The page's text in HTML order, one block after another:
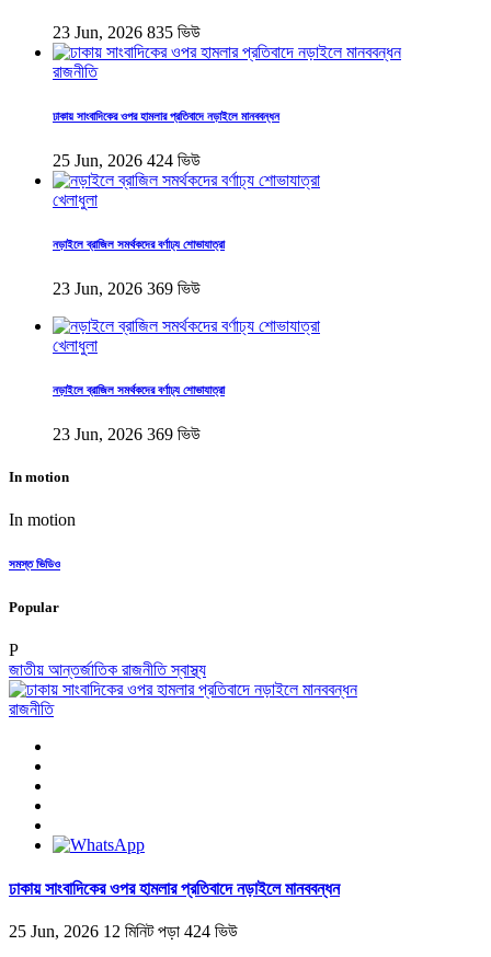
23 Jun, 2026 835 ভিউ
রাজনীতি
ঢাকায় সাংবাদিকের ওপর হামলার প্রতিবাদে নড়াইলে মানববন্ধন
25 Jun, 2026 424 ভিউ
খেলাধুলা
নড়াইলে ব্রাজিল সমর্থকদের বর্ণাঢ্য শোভাযাত্রা
23 Jun, 2026 369 ভিউ
খেলাধুলা
নড়াইলে ব্রাজিল সমর্থকদের বর্ণাঢ্য শোভাযাত্রা
23 Jun, 2026 369 ভিউ
In motion
In motion
সমস্ত ভিডিও
Popular
P
জাতীয় আন্তর্জাতিক রাজনীতিস্বাস্থ্য
রাজনীতি
ঢাকায় সাংবাদিকের ওপর হামলার প্রতিবাদে নড়াইলে মানববন্ধন
25 Jun, 2026 12 মিনিট পড়া 424 ভিউ